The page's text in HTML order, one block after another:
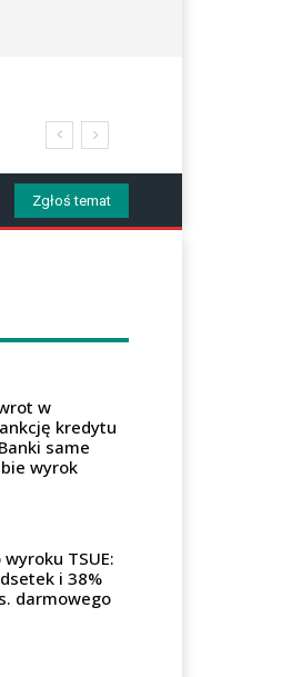
Zgłoś temat
w
kredytu
same
wyrok
wyroku TSUE:
i 38%
darmowego